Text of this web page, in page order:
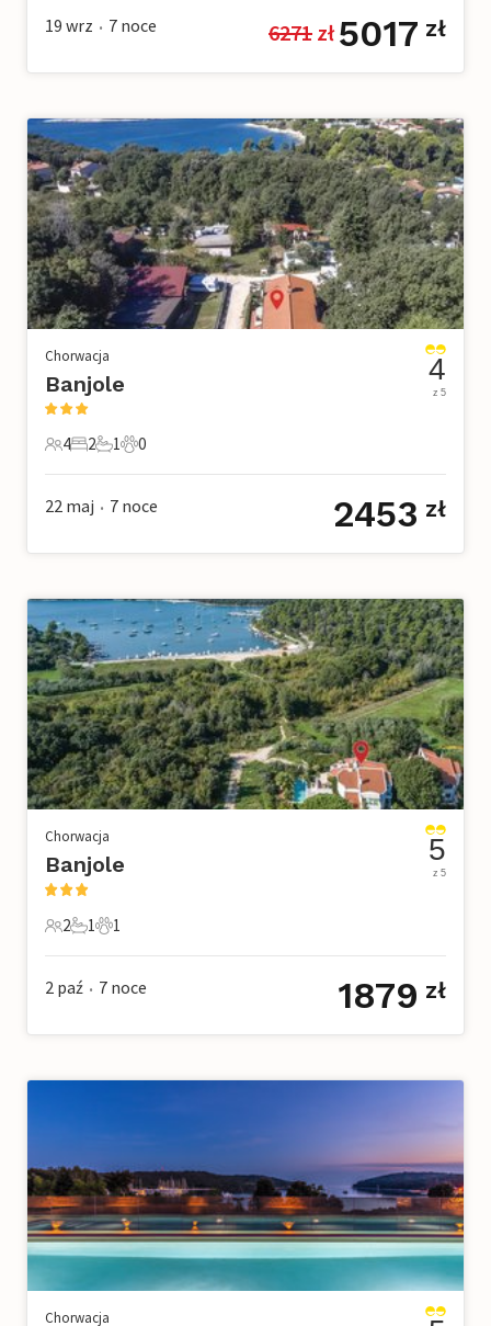
19 wrz • 7 noce 6271 zł 5017 zł
Chorwacja
Banjole
4 Goście
4
2 Sypialnie
2
1 Łazienka
1
0 Zwierzęta domowe
0
4
z 5
22 maj • 7 noce 2453 zł
Chorwacja
Banjole
2 Goście
2
1 Łazienka
1
1 Zwierzę domowe
1
5
z 5
2 paź • 7 noce 1879 zł
Chorwacja